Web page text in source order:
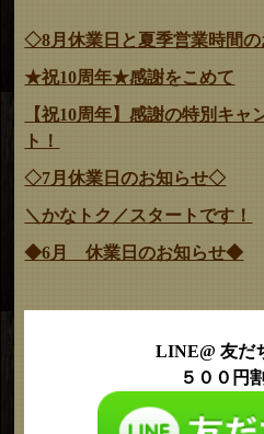
◇8月休業日と夏季営業時間
★祝10周年★感謝をこめて
【祝10周年】感謝の特別キャ
ト！
◇7月休業日のお知らせ◇
＼かなトク／スタートです！
◆6月 休業日のお知らせ◆
LINE@ 友だ
５００円